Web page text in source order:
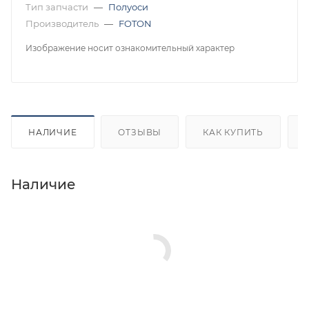
Тип запчасти — Полуоси
Производитель — FOTON
Изображение носит ознакомительный характер
НАЛИЧИЕ ОТЗЫВЫ КАК КУПИТЬ
Наличие